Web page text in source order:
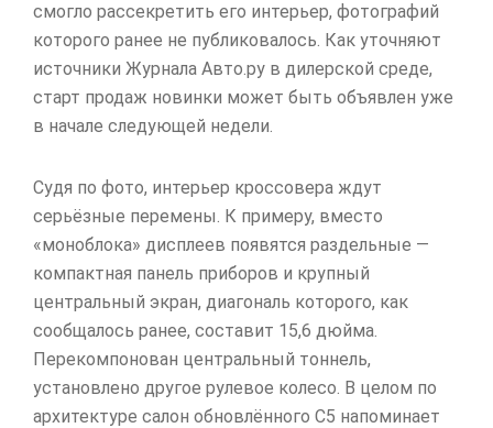
смогло рассекретить его интерьер, фотографий
которого ранее не публиковалось. Как уточняют
источники Журнала Авто.ру в дилерской среде,
старт продаж новинки может быть объявлен уже
в начале следующей недели.
Судя по фото, интерьер кроссовера ждут
серьёзные перемены. К примеру, вместо
«моноблока» дисплеев появятся раздельные —
компактная панель приборов и крупный
центральный экран, диагональ которого, как
сообщалось ранее, составит 15,6 дюйма.
Перекомпонован центральный тоннель,
установлено другое рулевое колесо. В целом по
архитектуре салон обновлённого C5 напоминает